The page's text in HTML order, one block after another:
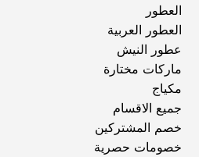
العطور
العطور العربية
عطور النيش
ماركات مختارة
مكياج
جميع الاقسام
خصم المشتركين
خصومات حصرية